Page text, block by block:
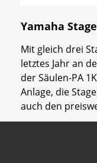
Yamaha
Mit gleich drei
letztes Jahr an
der Säulen-PA
Anlage, die
auch den